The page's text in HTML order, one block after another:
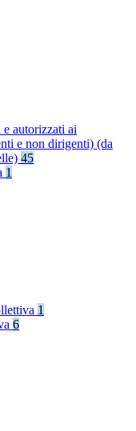
autorizzati ai
e non dirigenti) (da
45
1
1
6